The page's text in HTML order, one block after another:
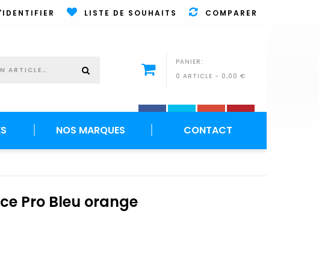
LISTE DE SOUHAITS COMPARER
PANIER:
0 ARTICLE - 0,00 €
NOS MARQUES CONTACT
Pro Bleu orange